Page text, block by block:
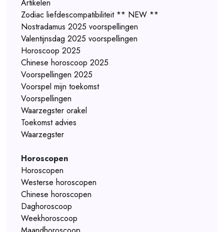
Artikelen
Zodiac liefdescompatibiliteit ** NEW **
Nostradamus 2025 voorspellingen
Valentijnsdag 2025 voorspellingen
Horoscoop 2025
Chinese horoscoop 2025
Voorspellingen 2025
Voorspel mijn toekomst
Voorspellingen
Waarzegster orakel
Toekomst advies
Waarzegster
Horoscopen
Horoscopen
Westerse horoscopen
Chinese horoscopen
Daghoroscoop
Weekhoroscoop